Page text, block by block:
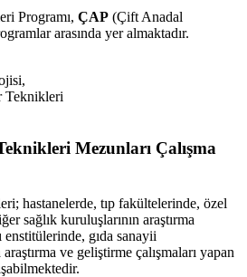
Programı, ÇAP (Çift Anadal
arasında yer almaktadır.
Teknikleri
Mezunları Çalışma
hastanelerde, tıp fakültelerinde, özel
sağlık kuruluşlarının araştırma
enstitülerinde, gıda sanayii
ve geliştirme çalışmaları yapan